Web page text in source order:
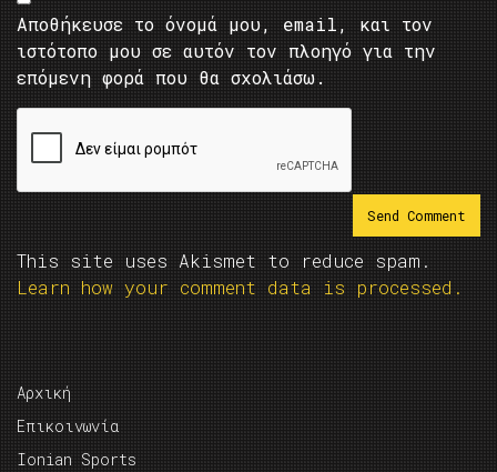
Αποθήκευσε το όνομά μου, email, και τον
ιστότοπο μου σε αυτόν τον πλοηγό για την
επόμενη φορά που θα σχολιάσω.
This site uses Akismet to reduce spam.
Learn how your comment data is processed.
Αρχική
Επικοινωνία
Ionian Sports